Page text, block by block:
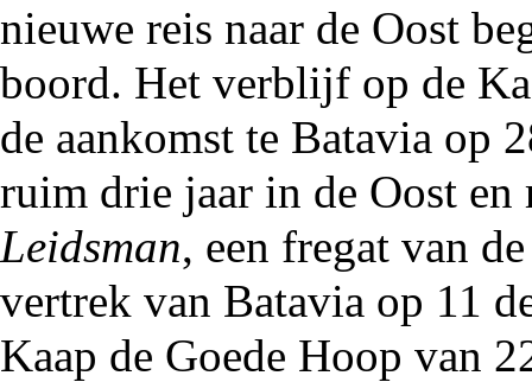
nieuwe reis naar de Oost
boord. Het verblijf op de
de aankomst te Batavia op
ruim drie jaar in de Oost en
Leidsman, een fregat van
vertrek van Batavia op 11
Kaap de Goede Hoop van